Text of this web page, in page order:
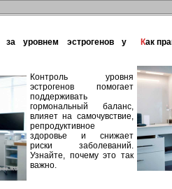
Контроль уровня
эстрогенов помогает
поддерживать
гормональный баланс,
влияет на самочувствие,
репродуктивное
здоровье и снижает
риски заболеваний.
Узнайте, почему это так
важно.
Как